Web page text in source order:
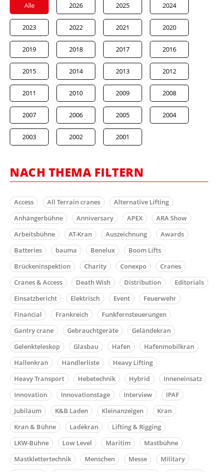
Alle 2026 2025 2024
2023 2022 2021 2020
2019 2018 2017 2016
2015 2014 2013 2012
2011 2010 2009 2008
2007 2006 2005 2004
2003 2002 2001
NACH THEMA FILTERN
Access All Terrain cranes
Alternative Lifting
Anhängerbühne
Anniversary APEX
ARA Show
Arbeitsbühne
AT-Kran Auszeichnung
Awards
Batteries
bauma Benelux
Boom Lifts
Brückeninspektion
Charity Conexpo
Cranes
Cranes & Access
Death Wish Distribution
Editorials
Einsatzbericht
Elektrisch Event
Feuerwehr
Financial
Frankreich
Funkfernsteuerungen
Gantry crane
Gebrauchtgeräte
Geländekran
Gelenkteleskop
Glasbau Hafen
Hafenmobilkran
Hallenkran
Händlerliste
Heavy Lifting
Heavy Transport
Hebetechnik Hybrid
Inneneinsatz
Innovation
Innovationstage Interview
IPAF
Jubiläum
K&B Laden Kleinanzeigen
Kran
Kran & Bühne
Ladekran
Lifting & Rigging
LKW-Bühne
Low Level Maritim
Mastbühne
Mastklettertechnik
Menschen Messe
Military